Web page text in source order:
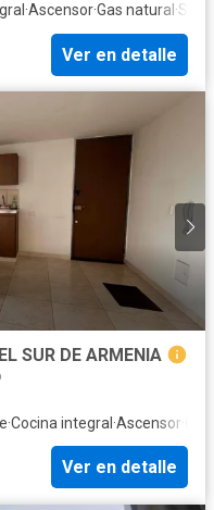
·Ascensor·Gas natural ·
Ver en detalle
SUR DE ARMENIA
·Cocina integral ·Ascensor
Ver en detalle